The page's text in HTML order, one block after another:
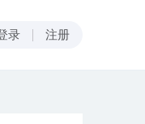
录 注册